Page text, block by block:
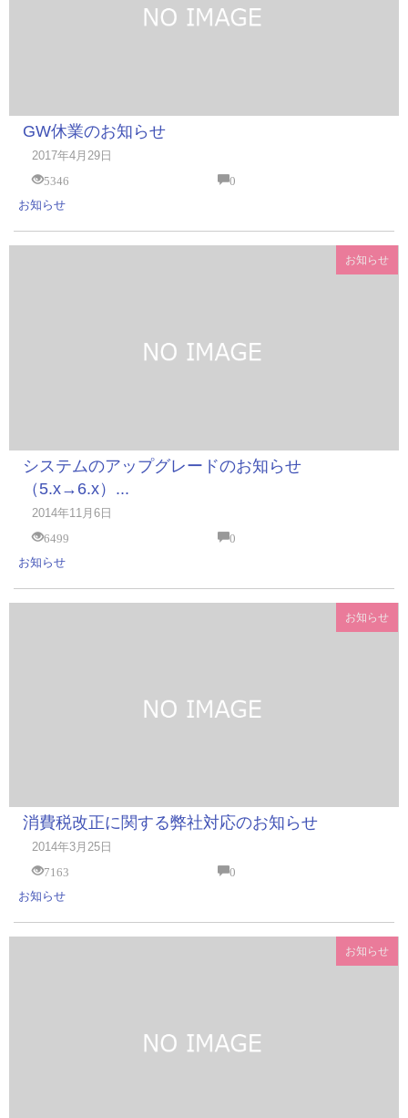
GW休業のお知らせ
2017年4月29日
5346
0
お知らせ
お知らせ
システムのアップグレードのお知らせ
（5.x→6.x）...
2014年11月6日
6499
0
お知らせ
お知らせ
消費税改正に関する弊社対応のお知らせ
2014年3月25日
7163
0
お知らせ
お知らせ